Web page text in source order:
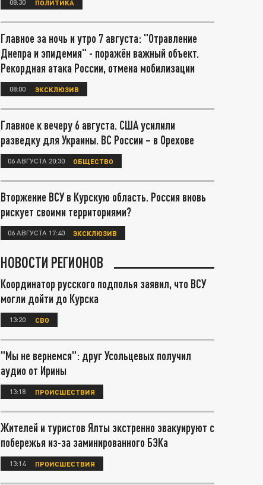
08:30 ПОЛИТИКА
Главное за ночь и утро 7 августа: "Отравление
Днепра и эпидемия" - поражён важный объект.
Рекордная атака России, отмена мобилизации
08:00 ЭКСКЛЮЗИВ
Главное к вечеру 6 августа. США усилили
разведку для Украины. ВС России – в Орехове
06 АВГУСТА 20:30 ОБЩЕСТВО
Вторжение ВСУ в Курскую область. Россия вновь
рискует своими территориями?
06 АВГУСТА 17:40 ЭКСКЛЮЗИВ
НОВОСТИ РЕГИОНОВ
Координатор русского подполья заявил, что ВСУ
могли дойти до Курска
13:20 СВО
"Мы не вернемся": друг Усольцевых получил
аудио от Ирины
13:18 ПРОИСШЕСТВИЯ
Жителей и туристов Ялты экстренно эвакуируют с
побережья из-за заминированного БЭКа
13:14 ПРОИСШЕСТВИЯ